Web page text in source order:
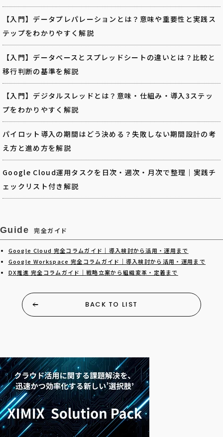
【入門】データプレパレーションとは？意味や重要性と実践ス
テップをわかりやすく解説
【入門】データベースとスプレッドシートの違いとは？比較と
移行判断の基準を解説
【入門】デジタルスレッドとは？意味・仕組み・導入3ステッ
プをわかりやすく解説
パイロット導入の期間はどう決める？失敗しない期間設計の考
え方と進め方を解説
Google Cloud運用タスクを日次・週次・月次で整理｜実践チ
ェックリスト付き解説
Guide 完全ガイド
Google Cloud 完全コラムガイド｜導入検討から活用・運用まで
Google Workspace 完全コラムガイド｜導入検討から活用・運用まで
DX推進 完全コラムガイド｜戦略立案から組織変革・定着まで
BACK TO LIST